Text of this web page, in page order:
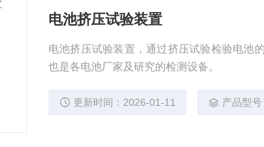
电池挤压试验装置
电池挤压试验装置，通过挤压试验检验电池
也是各电池厂家及研究的检测设备。
更新时间：2026-01-11 产品型